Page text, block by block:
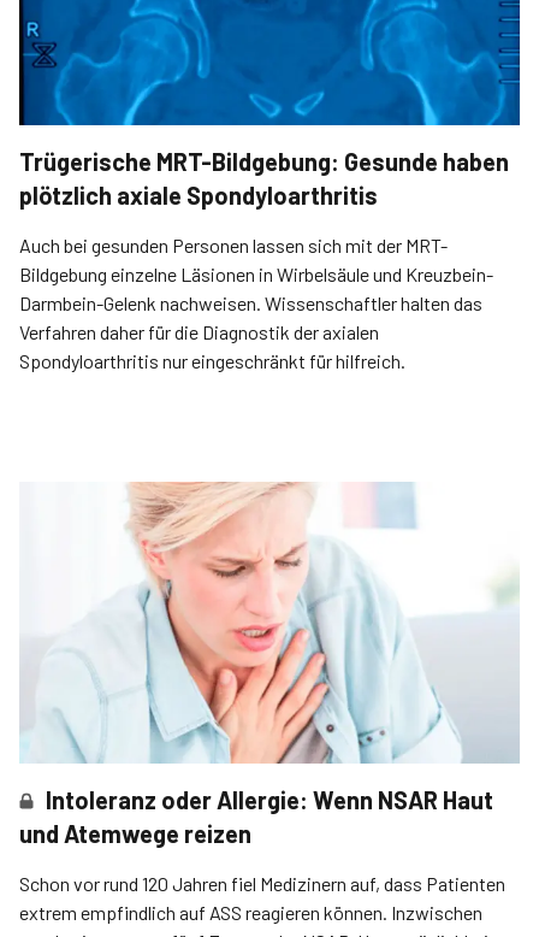
Trügerische MRT-Bildgebung: Gesunde haben
plötzlich axiale Spondyloarthritis
Auch bei gesunden Personen lassen sich mit der MRT-
Bildgebung einzelne Läsionen in Wirbelsäule und Kreuzbein-
Darmbein-Gelenk nachweisen. Wissenschaftler halten das
Verfahren daher für die Diagnostik der axialen
Spondyloarthritis nur eingeschränkt für hilfreich.
Intoleranz oder Allergie: Wenn NSAR Haut
und Atemwege reizen
Schon vor rund 120 Jahren fiel Medizinern auf, dass Patienten
extrem empfindlich auf ASS reagieren können­. Inzwischen